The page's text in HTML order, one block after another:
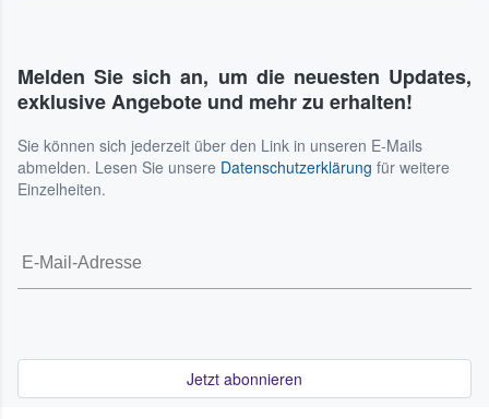
Melden Sie sich an, um die neuesten Updates,
exklusive Angebote und mehr zu erhalten!
Sie können sich jederzeit über den Link in unseren E-Mails
abmelden. Lesen Sie unsere Datenschutzerklärung für weitere
Einzelheiten.
Jetzt abonnieren